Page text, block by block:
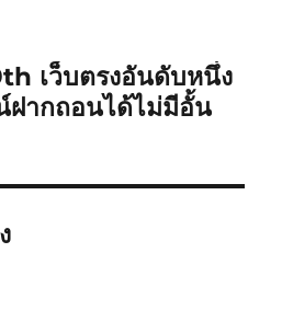
เว็บตรงอันดับหนึ่ง
ฝากถอนได้ไม่มีอั้น